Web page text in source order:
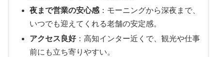
夜まで営業の安心感：モーニングから深夜まで、
いつでも迎えてくれる老舗の安定感。
アクセス良好：高知インター近くで、観光や仕事
前にも立ち寄りやすい。